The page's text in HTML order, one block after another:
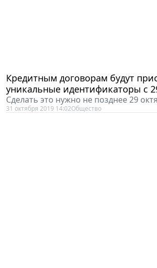
уникальные идентификаторы с
Сделать это нужно не позднее 29
31 октября 2019 14:02Общество